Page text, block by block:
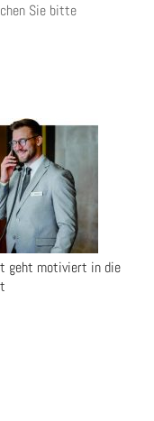
Sie bitte
geht motiviert in die